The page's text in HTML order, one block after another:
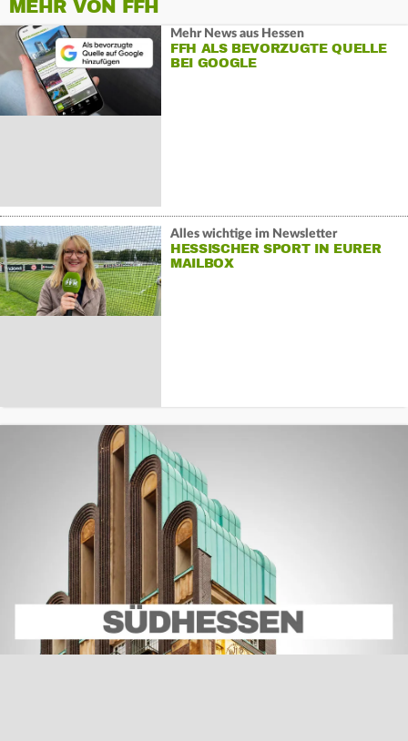
MEHR VON FFH
Mehr News aus Hessen
FFH ALS BEVORZUGTE QUELLE
BEI GOOGLE
Alles wichtige im Newsletter
HESSISCHER SPORT IN EURER
MAILBOX